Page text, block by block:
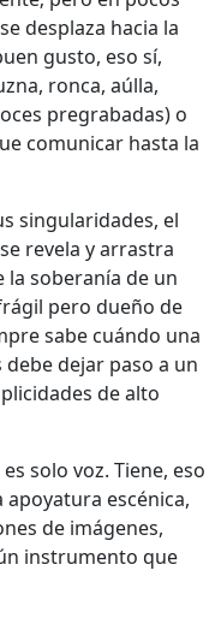
desplaza hacia la
gusto, eso sí,
ronca, aúlla,
pregrabadas) o
comunicar hasta la
singularidades, el
revela y arrastra
la soberanía de un
pero dueño de
sabe cuándo una
dejar paso a un
de alto
solo voz. Tiene, eso
escénica,
de imágenes,
instrumento que